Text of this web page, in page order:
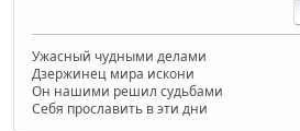
Ужасный чудными делами
Дзержинец мира искони
Он нашими решил судьбами
Себя прославить в эти дни